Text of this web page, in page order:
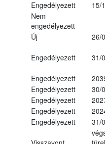
Engedélyezett
15/
Nem
engedélyezett
Új
26/
Engedélyezett 31/
Engedélyezett
Engedélyezett
30/
Engedélyezett
Engedélyezett
Engedélyezett 31/